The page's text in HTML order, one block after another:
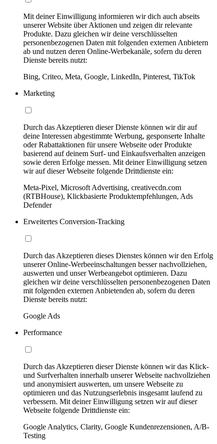
Mit deiner Einwilligung informieren wir dich auch abseits
unserer Website über Aktionen und zeigen dir relevante
Produkte. Dazu gleichen wir deine verschlüsselten
personenbezogenen Daten mit folgenden externen Anbietern
ab und nutzen deren Online-Werbekanäle, sofern du deren
Dienste bereits nutzt:
Bing, Criteo, Meta, Google, LinkedIn, Pinterest, TikTok
Marketing
Durch das Akzeptieren dieser Dienste können wir dir auf
deine Interessen abgestimmte Werbung, gesponserte Inhalte
oder Rabattaktionen für unsere Webseite oder Produkte
basierend auf deinem Surf- und Einkaufsverhalten anzeigen
sowie deren Erfolge messen. Mit deiner Einwilligung setzen
wir auf dieser Webseite folgende Drittdienste ein:
Meta-Pixel, Microsoft Advertising, creativecdn.com
(RTBHouse), Klickbasierte Produktempfehlungen, Ads
Defender
Erweitertes Conversion-Tracking
Durch das Akzeptieren dieses Dienstes können wir den Erfolg
unserer Online-Werbeeinschaltungen besser nachvollziehen,
auswerten und unser Werbeangebot optimieren. Dazu
gleichen wir deine verschlüsselten personenbezogenen Daten
mit folgenden externen Anbietenden ab, sofern du deren
Dienste bereits nutzt:
Google Ads
Performance
Durch das Akzeptieren dieser Dienste können wir das Klick-
und Surfverhalten innerhalb unserer Webseite nachvollziehen
und anonymisiert auswerten, um unsere Webseite zu
optimieren und das Nutzungserlebnis insgesamt laufend zu
verbessern. Mit deiner Einwilligung setzen wir auf dieser
Webseite folgende Drittdienste ein:
Google Analytics, Clarity, Google Kundenrezensionen, A/B-
Testing